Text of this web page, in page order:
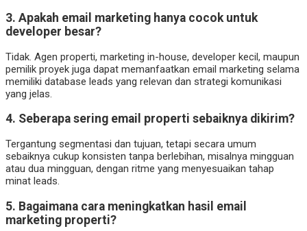
3. Apakah email marketing hanya cocok untuk
developer besar?
Tidak. Agen properti, marketing in-house, developer kecil, maupun
pemilik proyek juga dapat memanfaatkan email marketing selama
memiliki database leads yang relevan dan strategi komunikasi
yang jelas.
4. Seberapa sering email properti sebaiknya dikirim?
Tergantung segmentasi dan tujuan, tetapi secara umum
sebaiknya cukup konsisten tanpa berlebihan, misalnya mingguan
atau dua mingguan, dengan ritme yang menyesuaikan tahap
minat leads.
5. Bagaimana cara meningkatkan hasil email
marketing properti?